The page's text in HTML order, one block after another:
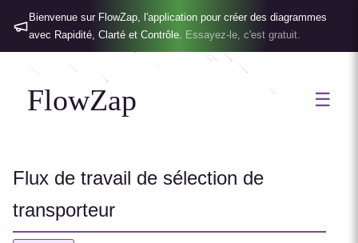
Bienvenue sur FlowZap, l'application pour créer des diagrammes
avec Rapidité, Clarté et Contrôle. Essayez-le, c'est gratuit.
FlowZap ☰
Flux de travail de sélection de
transporteur